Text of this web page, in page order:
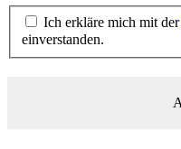
Ich erkläre mich mit der
einverstanden.